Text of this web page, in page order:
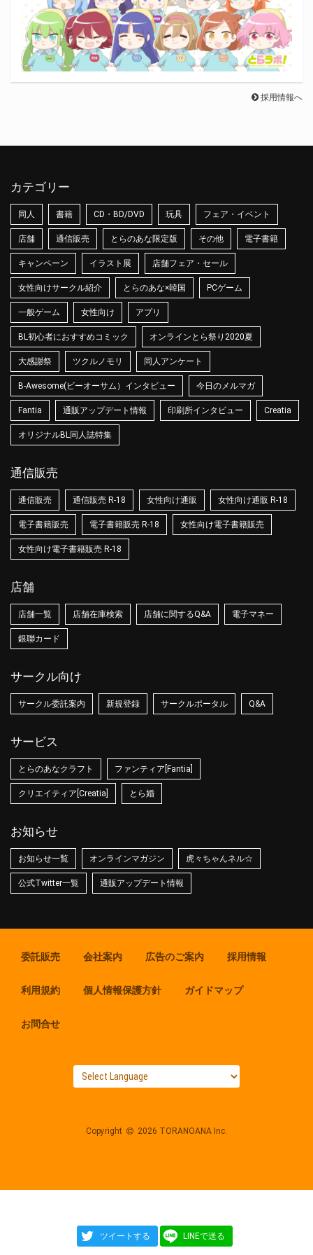
採用情報へ
ツイートする LINEで送る
カテゴリー
同人 書籍 CD・BD/DVD 玩具 フェア・イベント
店舗 通信販売 とらのあな限定版 その他 電子書籍
キャンペーン イラスト展 店舗フェア・セール
女性向けサークル紹介 とらのあな×韓国 PCゲーム
一般ゲーム 女性向け アプリ
BL初心者におすすめコミック オンラインとら祭り2020夏
大感謝祭 ツクルノモリ 同人アンケート
B-Awesome(ビーオーサム）インタビュー 今日のメルマガ
Fantia 通販アップデート情報 印刷所インタビュー Creatia
オリジナルBL同人誌特集
通信販売
通信販売 通信販売 R-18 女性向け通販 女性向け通販 R-18
電子書籍販売 電子書籍販売 R-18 女性向け電子書籍販売
女性向け電子書籍販売 R-18
店舗
店舗一覧 店舗在庫検索 店舗に関するQ&A 電子マネー
銀聯カード
サークル向け
サークル委託案内 新規登録 サークルポータル Q&A
サービス
とらのあなクラフト ファンティア[Fantia]
クリエイティア[Creatia] とら婚
お知らせ
お知らせ一覧 オンラインマガジン 虎々ちゃんネル☆
公式Twitter一覧 通販アップデート情報
委託販売 会社案内 広告のご案内 採用情報
利用規約 個人情報保護方針 ガイドマップ
お問合せ
Copyright 2026 TORANOANA Inc.